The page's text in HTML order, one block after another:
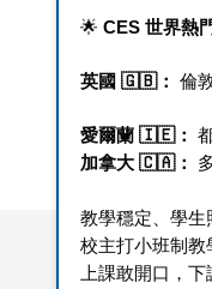
🌟 CES 世界熱
英國 🇬🇧： 倫
愛爾蘭 🇮🇪：
加拿大 🇨🇦：
教學穩定、學
校主打小班制
上課敢開口，